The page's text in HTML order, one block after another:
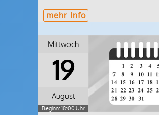
mehr Info
Mittwoch
19
August
Beginn: 18:00 Uhr